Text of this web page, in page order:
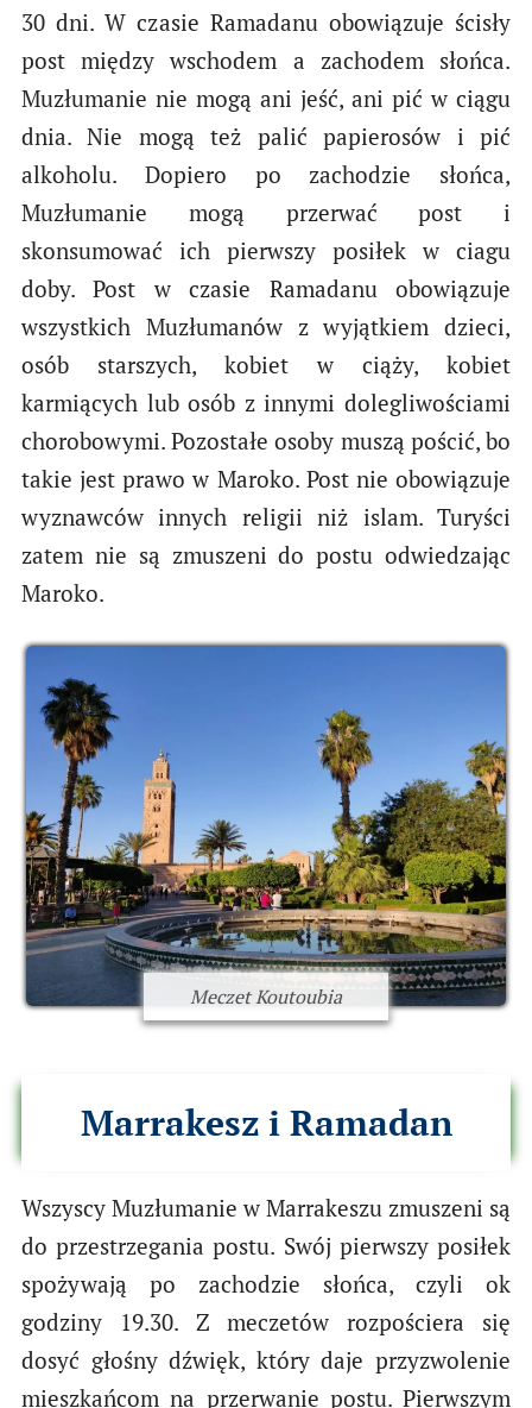
30 dni. W czasie Ramadanu obowiązuje ścisły
post między wschodem a zachodem słońca.
Muzłumanie nie mogą ani jeść, ani pić w ciągu
dnia. Nie mogą też palić papierosów i pić
alkoholu. Dopiero po zachodzie słońca,
Muzłumanie mogą przerwać post i
skonsumować ich pierwszy posiłek w ciagu
doby. Post w czasie Ramadanu obowiązuje
wszystkich Muzłumanów z wyjątkiem dzieci,
osób starszych, kobiet w ciąży, kobiet
karmiących lub osób z innymi dolegliwościami
chorobowymi. Pozostałe osoby muszą pościć, bo
takie jest prawo w Maroko. Post nie obowiązuje
wyznawców innych religii niż islam. Turyści
zatem nie są zmuszeni do postu odwiedzając
Maroko.
Meczet Koutoubia
Marrakesz i Ramadan
Wszyscy Muzłumanie w Marrakeszu zmuszeni są
do przestrzegania postu. Swój pierwszy posiłek
spożywają po zachodzie słońca, czyli ok
godziny 19.30. Z meczetów rozpościera się
dosyć głośny dźwięk, który daje przyzwolenie
mieszkańcom na przerwanie postu. Pierwszym